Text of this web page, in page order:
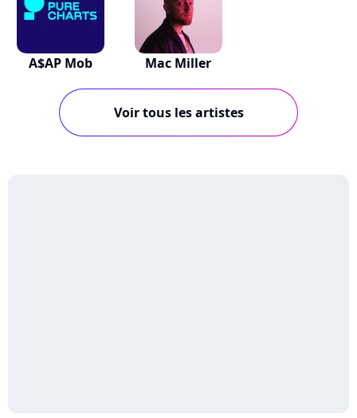
A$AP Mob Mac Miller
Voir tous les artistes